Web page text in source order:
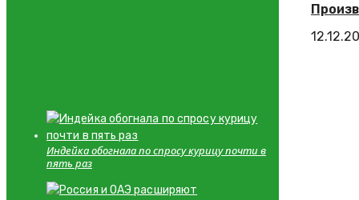
Индейка обогнала по спросу курицу почти в
пять раз